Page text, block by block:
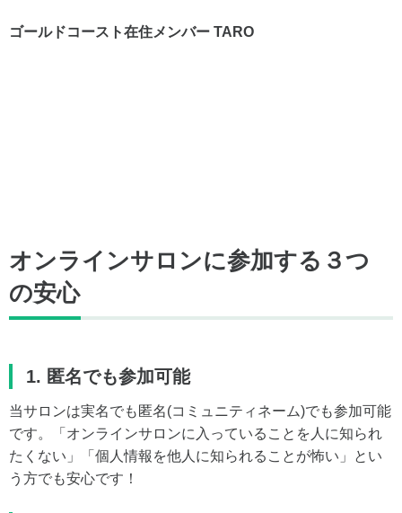
ゴールドコースト在住メンバー TARO
オンラインサロンに参加する３つ
の安心
1. 匿名でも参加可能
当サロンは実名でも匿名(コミュニティネーム)でも参加可能
です。「オンラインサロンに入っていることを人に知られ
たくない」「個人情報を他人に知られることが怖い」とい
う方でも安心です！